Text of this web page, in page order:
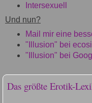
Intersexuell
Und nun?
Mail mir eine
"Illusion" bei
"Illusion" bei
Das größte Erotik-